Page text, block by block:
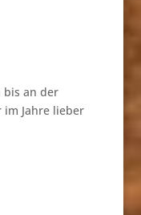
bis an der
Jahre lieber